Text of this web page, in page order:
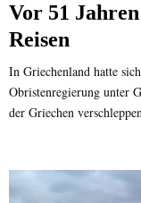
Vor 51
Reisen
In Griechenland hatte
Obristenregierung unter
der Griechen